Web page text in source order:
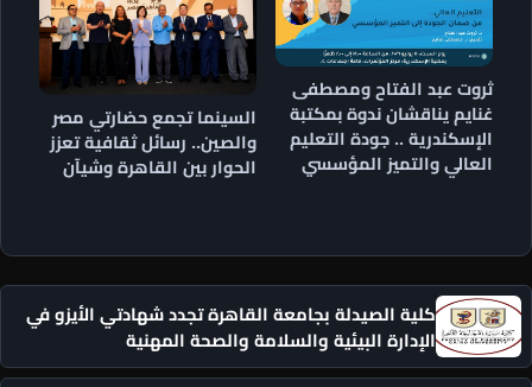
ثروت عبد الفتاح ومصطفى
غنايم يناقشان ندوة بمكتبة
الإسكندرية .. جودة التعليم
العالي والتميز المؤسسي
السينما تجمع حضارتي مصر
والصين.. رسائل ثقافية تعزز
الحوار بين القاهرة وشيآن
كلية الصيدلة بجامعة القاهرة تجدد شهادتي الأيزو في
الإدارة البيئية والسلامة والصحة المهنية